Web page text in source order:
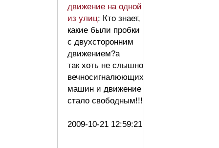
движение на одной
из улиц: Кто знает,
какие были пробки
с двухсторонним
движением?а
так хоть не слышно
вечносигналюющих
машин и движение
стало свободным!!!
2009-10-21 12:59:21